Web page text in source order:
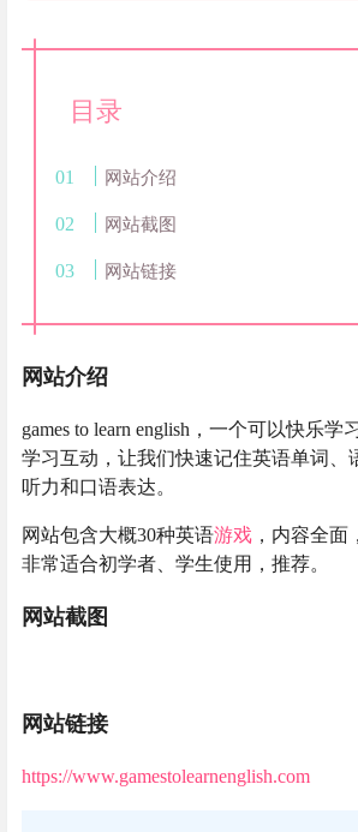
目录
网站介绍
网站截图
网站链接
网站介绍
games to learn english，一个可以快乐
学习互动，让我们快速记住英语单词、
听力和口语表达。
网站包含大概30种英语游戏 ，内容全面
非常适合初学者、学生使用，推荐。
网站截图
网站链接
https://www.gamestolearnenglish.com